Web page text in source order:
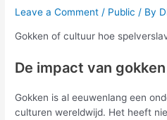
Leave a Comment / Public / By
Gokken of cultuur hoe
De impact van
Gokken is al eeuwenlang een
culturen wereldwijd. Het heeft